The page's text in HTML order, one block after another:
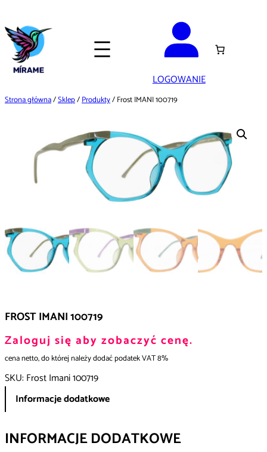
do
treści
LOGOWANIE
Strona główna/Sklep/Produkty/ Frost IMANI 100719
FROST IMANI 100719
Zaloguj się aby zobaczyć cenę.
cena netto, do której należy dodać podatek VAT 8%
SKU: Frost Imani 100719
Informacje dodatkowe
INFORMACJE DODATKOWE